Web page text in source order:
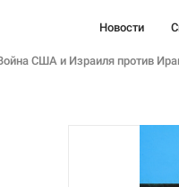
Новости
США и Израиля против